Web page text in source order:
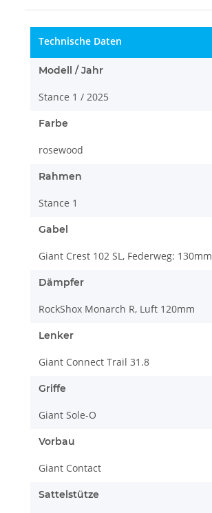
Technische Daten
Modell / Jahr
Stance 1 / 2025
Farbe
rosewood
Rahmen
Stance 1
Gabel
Giant Crest 102 SL, Federweg: 130mm
Dämpfer
RockShox Monarch R, Luft 120mm
Lenker
Giant Connect Trail 31.8
Griffe
Giant Sole-O
Vorbau
Giant Contact
Sattelstütze